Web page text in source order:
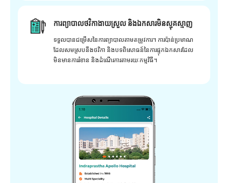
ការព្យាបាលថវិកាងាយស្រួល និងឯកសារមិនស្មុគស្មាញ
ទទួលបានជម្រើសនៃការព្យាបាលតាមតម្រូវការ។ ការប៉ាន់ប្រមាណ
ដែលសមស្របនឹងថវិកា និងបទពិសោធន៍នៃការផ្ទុកឯកសារដែល
មិនមានការរំខាន និងដំណើរការតាមរយៈកម្មវិធី។